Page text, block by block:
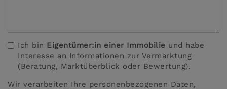
Ich bin Eigentümer:in einer Immobilie und habe
Interesse an Informationen zur Vermarktung
(Beratung, Marktüberblick oder Bewertung).
Wir verarbeiten Ihre personenbezogenen Daten,